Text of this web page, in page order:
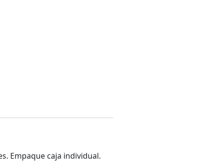
Empaque caja individual.